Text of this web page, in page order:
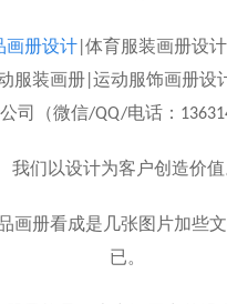
画册设计 |体育服装画册设
服装画册|运动服饰画册设
司（微信/QQ/电话：
我们以设计为客户创造价值
画册看成是几张图片加些
已。